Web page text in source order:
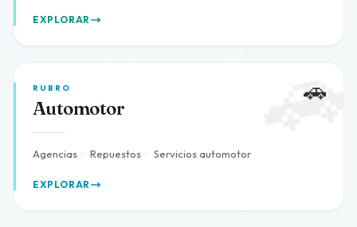
EXPLORAR
🚗
RUBRO
Automotor
Agencias · Repuestos · Servicios automotor
EXPLORAR